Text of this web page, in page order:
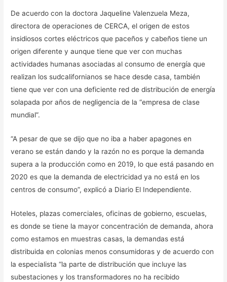
De acuerdo con la doctora Jaqueline Valenzuela Meza,
directora de operaciones de CERCA, el origen de estos
insidiosos cortes eléctricos que paceños y cabeños tiene un
origen diferente y aunque tiene que ver con muchas
actividades humanas asociadas al consumo de energía que
realizan los sudcalifornianos se hace desde casa, también
tiene que ver con una deficiente red de distribución de energía
solapada por años de negligencia de la “empresa de clase
mundial”.
“A pesar de que se dijo que no iba a haber apagones en
verano se están dando y la razón no es porque la demanda
supera a la producción como en 2019, lo que está pasando en
2020 es que la demanda de electricidad ya no está en los
centros de consumo”, explicó a Diario El Independiente.
Hoteles, plazas comerciales, oficinas de gobierno, escuelas,
es donde se tiene la mayor concentración de demanda, ahora
como estamos en muestras casas, la demandas está
distribuida en colonias menos consumidoras y de acuerdo con
la especialista “la parte de distribución que incluye las
subestaciones y los transformadores no ha recibido